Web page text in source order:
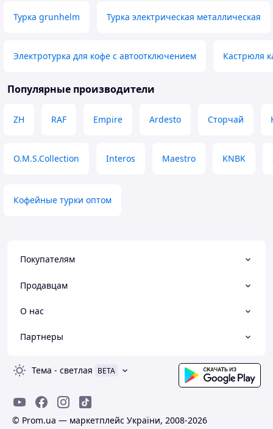
Турка grunhelm Турка электрическая металлическая
Электротурка для кофе с автоотключением Кастрюля
Популярные производители
ZH RAF Empire Ardesto Сторчай
O.M.S.Collection Interos Maestro KNBK
Кофейные турки оптом
Покупателям
Продавцам
О нас
Партнеры
Тема - светлая BETA
© Prom.ua — маркетплейс України, 2008-2026